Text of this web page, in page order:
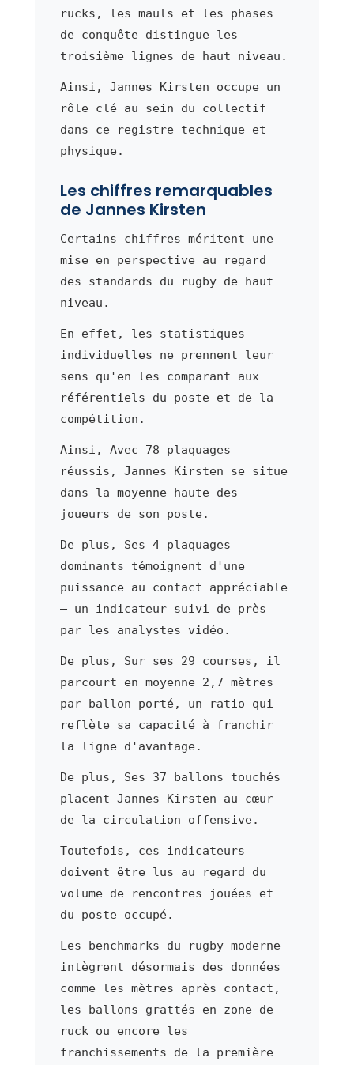
rucks, les mauls et les phases
de conquête distingue les
troisième lignes de haut niveau.
Ainsi, Jannes Kirsten occupe un
rôle clé au sein du collectif
dans ce registre technique et
physique.
Les chiffres remarquables
de Jannes Kirsten
Certains chiffres méritent une
mise en perspective au regard
des standards du rugby de haut
niveau.
En effet, les statistiques
individuelles ne prennent leur
sens qu'en les comparant aux
référentiels du poste et de la
compétition.
Ainsi, Avec 78 plaquages
réussis, Jannes Kirsten se situe
dans la moyenne haute des
joueurs de son poste.
De plus, Ses 4 plaquages
dominants témoignent d'une
puissance au contact appréciable
— un indicateur suivi de près
par les analystes vidéo.
De plus, Sur ses 29 courses, il
parcourt en moyenne 2,7 mètres
par ballon porté, un ratio qui
reflète sa capacité à franchir
la ligne d'avantage.
De plus, Ses 37 ballons touchés
placent Jannes Kirsten au cœur
de la circulation offensive.
Toutefois, ces indicateurs
doivent être lus au regard du
volume de rencontres jouées et
du poste occupé.
Les benchmarks du rugby moderne
intègrent désormais des données
comme les mètres après contact,
les ballons grattés en zone de
ruck ou encore les
franchissements de la première